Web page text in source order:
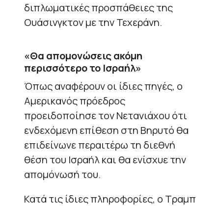
διπλωματικές προσπάθειες της
Ουάσινγκτον με την Τεχεράνη.
«Θα απομονώσεις ακόμη
περισσότερο το Ισραήλ»
Όπως αναφέρουν οι ίδιες πηγές, ο
Αμερικανός πρόεδρος
προειδοποίησε τον Νετανιάχου ότι
ενδεχόμενη επίθεση στη Βηρυτό θα
επιδείνωνε περαιτέρω τη διεθνή
θέση του Ισραήλ και θα ενίσχυε την
απομόνωσή του.
Κατά τις ίδιες πληροφορίες, ο Τραμπ